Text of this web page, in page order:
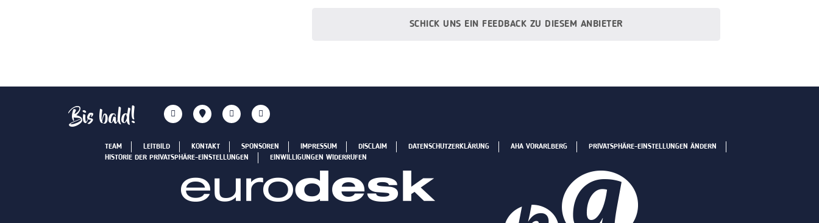
SCHICK UNS EIN FEEDBACK ZU DIESEM ANBIETER
Bis bald!
TEAM LEITBILD KONTAKT SPONSOREN IMPRESSUM DISCLAIM DATENSCHUTZERKLÄRUNG AHA VORARLBERG
PRIVATSPHÄRE-EINSTELLUNGEN ÄNDERN
HISTORIE DER PRIVATSPHÄRE-EINSTELLUNGEN
EINWILLIGUNGEN WIDERRUFEN